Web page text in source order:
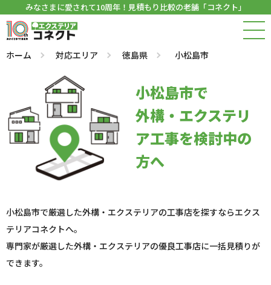
みなさまに愛されて10周年！見積もり比較の老舗「コネクト」
ホーム 対応エリア 徳島県 小松島市
小松島市で
外構・エクステリ
ア工事を検討中の
方へ
小松島市で厳選した外構・エクステリアの工事店を探すならエクス
テリアコネクトへ。
専門家が厳選した外構・エクステリアの優良工事店に一括見積りが
できます。